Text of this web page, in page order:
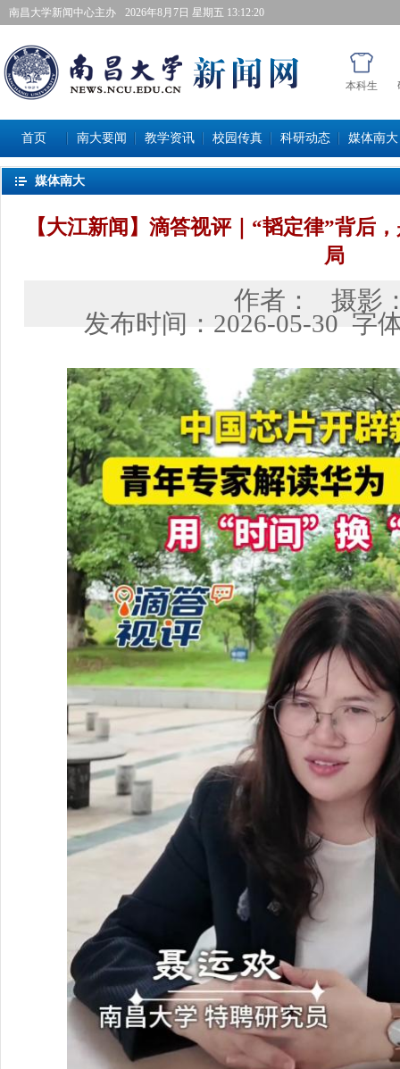
南昌大学新闻中心主办 2026年8月7日星期五 13:12:21
本科生
首页 南大要闻 教学资讯 校园传真 科研动态 媒体南大
媒体南大
【大江新闻】滴答视评｜“韬定律”背后
局
作者：
摄影
发布时间： 2026-05-30 字